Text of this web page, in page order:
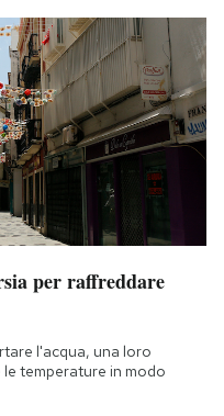
per raffreddare
l'acqua, una loro
temperature in modo